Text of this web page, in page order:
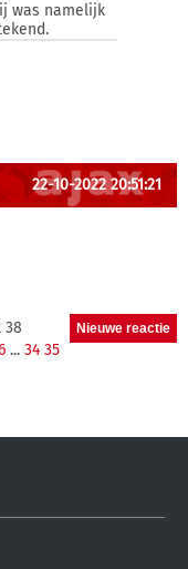
was namelijk
22-10-2022 20:51:21
38
... 34 35